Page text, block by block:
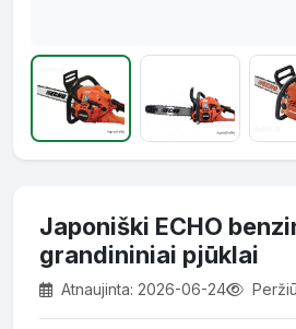
Japoniški ECHO
grandininiai pjūklai
Atnaujinta: 2026-06-24